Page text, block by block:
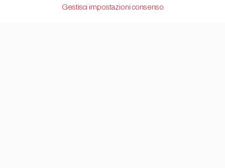
Gestisci impostazioni consenso